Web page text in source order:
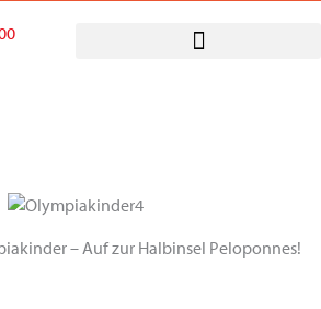
– Auf zur Halbinsel Peloponnes!